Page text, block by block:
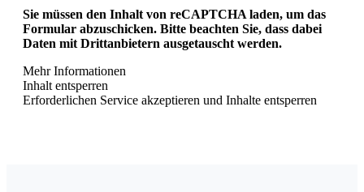
Sie müssen den Inhalt von reCAPTCHA laden, um das
Formular abzuschicken. Bitte beachten Sie, dass dabei
Daten mit Drittanbietern ausgetauscht werden.
Mehr Informationen
Inhalt entsperren
Erforderlichen Service akzeptieren und Inhalte entsperren